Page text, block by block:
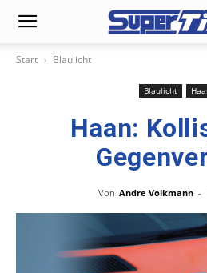
Start Blaulicht
Blaulicht
Haan:
Von Andre Volkmann -